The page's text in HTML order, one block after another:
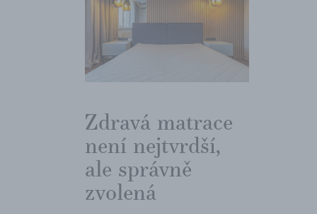
Zdravá matrace
není nejtvrdší,
ale správně
zvolená